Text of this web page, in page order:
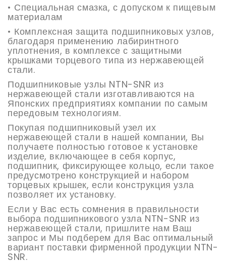
• Специальная смазка, с допуском к пищевым
материалам
• Комплексная защита подшипниковых узлов,
благодаря применению лабиринтного
уплотнения, в комплексе с защитными
крышками торцевого типа из нержавеющей
стали.
Подшипниковые узлы NTN-SNR из
нержавеющей стали изготавливаются на
Японских предприятиях компании по самым
передовым технологиям.
Покупая подшипниковый узел их
нержавеющей стали в нашей компании, Вы
получаете полностью готовое к установке
изделие, включающее в себя корпус,
подшипник, фиксирующее кольцо, если такое
предусмотрено конструкцией и набором
торцевых крышек, если конструкция узла
позволяет их установку.
Если у Вас есть сомнения в правильности
выбора подшипникового узла NTN-SNR из
нержавеющей стали, пришлите нам Ваш
запрос и Мы подберем для Вас оптимальный
вариант поставки фирменной продукции NTN-
SNR.